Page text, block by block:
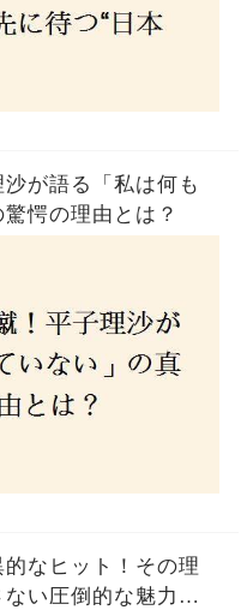
沙が語る「私は何も
愕の理由とは？
的なヒット！その理
い圧倒的な魅力と